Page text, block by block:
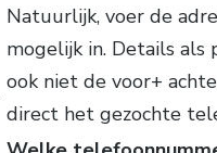
Natuurlijk, voer de
mogelijk in. Details als
ook niet de voor+
direct het gezochte